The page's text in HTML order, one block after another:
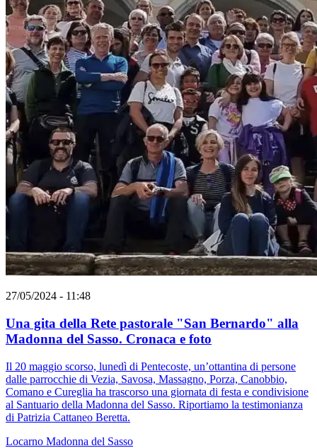
27/05/2024 - 11:48
Una gita della Rete pastorale "San Bernardo" alla
Madonna del Sasso. Cronaca e foto
Il 20 maggio scorso, lunedì di Pentecoste, un’ottantina di persone
dalle parrocchie di Vezia, Savosa, Massagno, Porza, Canobbio,
Comano e Cureglia ha trascorso una giornata di festa e condivisione
al Santuario della Madonna del Sasso. Riportiamo la testimonianza
di Patrizia Cattaneo Beretta.
Locarno Madonna del Sasso